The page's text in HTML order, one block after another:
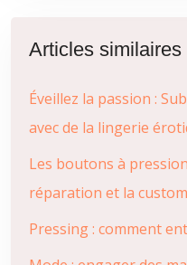
Articles similaires
Éveillez la passion :
avec de la lingerie
Les boutons à
réparation et la
Pressing : comment